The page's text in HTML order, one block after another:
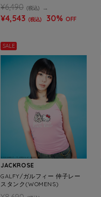
¥6,490 (税込)
¥4,543 (税込) 30% OFF
SALE
JACKROSE
GALFY/ガルフィー 仲子レー
スタンク(WOMENS)